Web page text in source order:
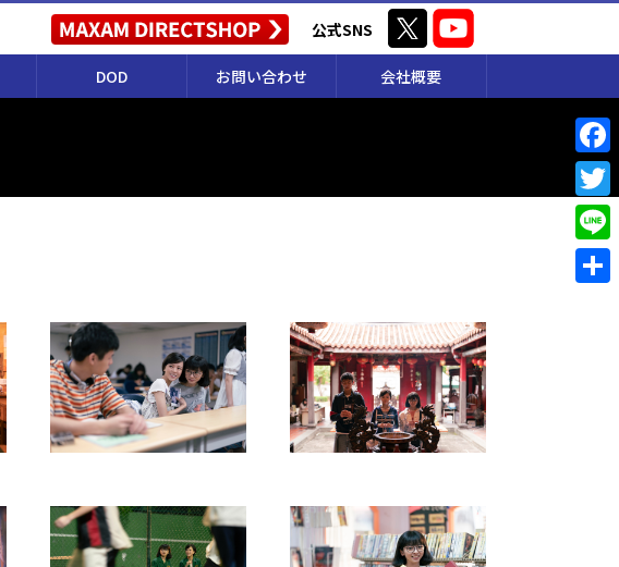
公式SNS
DOD お問い合わせ 会社概要
F
a
c
e
T
w
i
L
i